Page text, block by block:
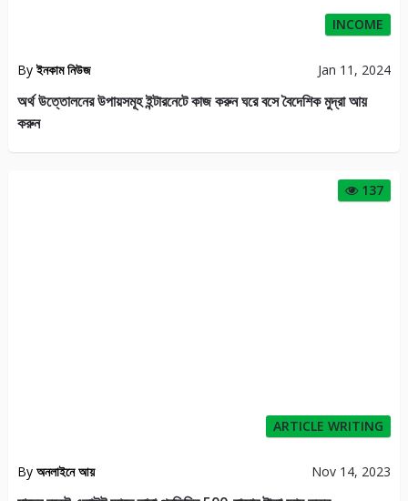
INCOME
Byইনকাম নিউজ Jan 11, 2024
অর্থ উত্তোলনের উপায়সমূহ ইন্টারনেটে কাজ করুন ঘরে বসে বৈদেশিক মুদ্রা আয়
করুন
137
ARTICLE WRITING
By অনলাইনে আয় Nov 14, 2023